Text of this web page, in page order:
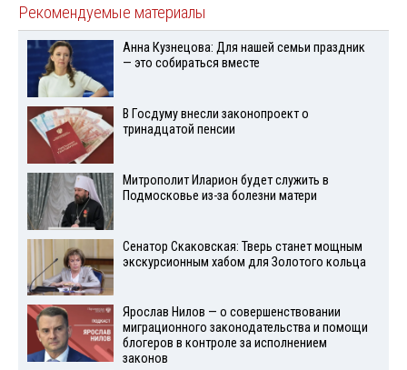
Рекомендуемые материалы
Анна Кузнецова: Для нашей семьи праздник
— это собираться вместе
В Госдуму внесли законопроект о
тринадцатой пенсии
Митрополит Иларион будет служить в
Подмосковье из-за болезни матери
Сенатор Скаковская: Тверь станет мощным
экскурсионным хабом для Золотого кольца
Ярослав Нилов — о совершенствовании
миграционного законодательства и помощи
блогеров в контроле за исполнением
законов